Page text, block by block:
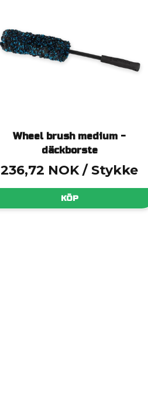
Wheel brush medium -
däckborste
236,72 NOK / Stykke
KÖP